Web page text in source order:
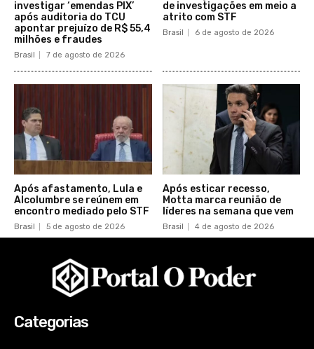
investigar ‘emendas PIX’
após auditoria do TCU
apontar prejuízo de R$ 55,4
milhões e fraudes
Brasil 7 de agosto de 2026
de investigações em meio a
atrito com STF
Brasil 6 de agosto de 2026
Após afastamento, Lula e
Alcolumbre se reúnem em
encontro mediado pelo STF
Brasil 5 de agosto de 2026
Após esticar recesso,
Motta marca reunião de
líderes na semana que vem
Brasil 4 de agosto de 2026
Categorias